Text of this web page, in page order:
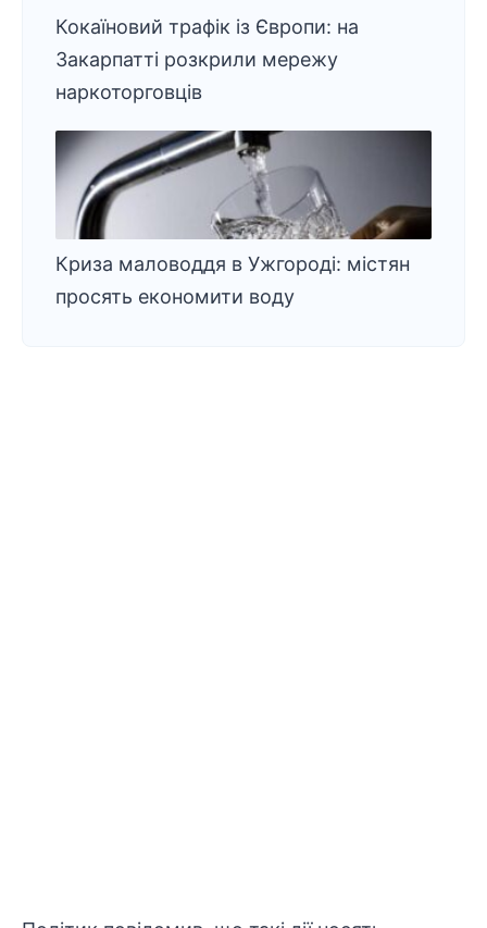
Кокаїновий трафік із Європи: на
Закарпатті розкрили мережу
наркоторговців
Криза маловоддя в Ужгороді: містян
просять економити воду